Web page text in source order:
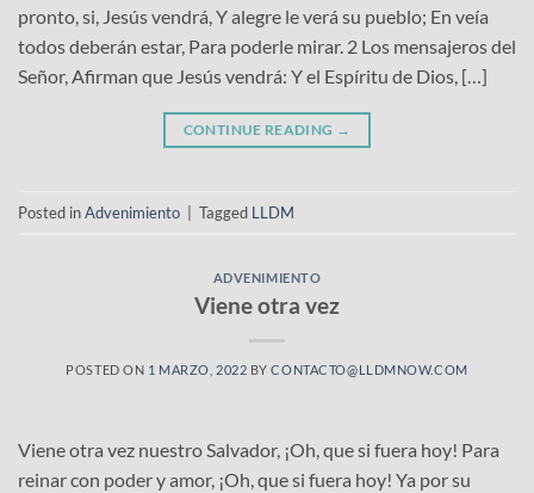
pronto, si, Jesús vendrá, Y alegre le verá su pueblo; En veía
todos deberán estar, Para poderle mirar. 2 Los mensajeros del
Señor, Afirman que Jesús vendrá: Y el Espíritu de Dios, […]
CONTINUE READING →
Posted inAdvenimiento Tagged LLDM
ADVENIMIENTO
Viene otra vez
POSTED ON 1 MARZO, 2022 BYCONTACTO@LLDMNOW.COM
Viene otra vez nuestro Salvador, ¡Oh, que si fuera hoy! Para
reinar con poder y amor, ¡Oh, que si fuera hoy! Ya por su